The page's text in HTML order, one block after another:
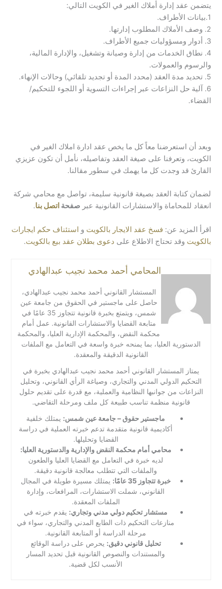
يتضمن عقد إدارة أملاك الغير في الكويت التالي:
1.بيانات الأطراف.
2. وصف الأملاك المطلوب إدارتها.
3. أدوار ومسؤوليات جميع الأطراف.
4. نطاق الخدمات من إدارة وصيانة وتشغيل، والإدارة المالية،
والرسوم والعمولات.
5. تحديد مدة العقد (محدد المدة أو تجديد تلقائي) وحالات الإنهاء.
6. آلية حل النزاعات عبر إجراءات التسوية أو اللجوء للتحكيم/
القضاء.
وبعد أن استعرضنا معاً كل ما يخص عقد ادارة املاك الغير في
الكويت، وتعرفنا على صيغة العقد وتفاصيله، نأمل أن تكون عزيزي
القارئ قد وجدت كل ما يهمك في سطور مقالنا.
لضمان كتابة العقد بصيغة قانونية سليمة، تواصل مع محامي شركة
انعقاد للمحاماة والاستشارات القانونية عبر صفحة اتصل بنا.
اقرأ المزيد عن: فسخ عقد الايجار بالكويت و استئناف حكم ايجارات
بالكويت وقد تحتاج الاطلاع على دعوى بطلان عقد بيع بالكويت.
المحامي أحمد محمد نجيب عبدالهادي
المستشار القانوني أحمد محمد نجيب عبدالهادي،
حاصل على ماجستير في الحقوق من جامعة عين
شمس، ويتمتع بخبرة قانونية تتجاوز 35 عامًا في
متابعة القضايا والاستشارات القانونية. عمل أمام
محكمة النقض، والمحكمة الإدارية العليا، والمحكمة
الدستورية العليا، بما يمنحه خبرة واسعة في التعامل مع الملفات
القانونية الدقيقة والمعقدة.
يمتاز المستشار القانوني أحمد محمد نجيب عبدالهادي بخبرة في
التحكيم الدولي المدني والتجاري، وصياغة الرأي القانوني، وتحليل
النزاعات من جوانبها النظامية والعملية، مع قدرة على تقديم حلول
قانونية منظمة تناسب طبيعة كل ملف ومرحلة التقاضي.
ماجستير حقوق – جامعة عين شمس: يمتلك خلفية
أكاديمية قانونية متقدمة تدعم خبرته العملية في دراسة
القضايا وتحليلها.
محامي أمام محكمة النقض والإدارية والدستورية العليا:
لديه خبرة في التعامل مع القضايا العليا والطعون
والملفات التي تتطلب معالجة قانونية دقيقة.
خبرة تتجاوز 35 عامًا:
يمتلك مسيرة طويلة في المجال
القانوني، شملت الاستشارات، المرافعات، وإدارة
الملفات المعقدة.
مستشار تحكيم دولي مدني وتجاري: يقدم خبرته في
منازعات التحكيم ذات الطابع المدني والتجاري، سواء في
مرحلة الدراسة أو المتابعة القانونية.
تحليل قانوني دقيق: يحرص على دراسة الوقائع
والمستندات والنصوص القانونية قبل تحديد المسار
الأنسب لكل قضية.